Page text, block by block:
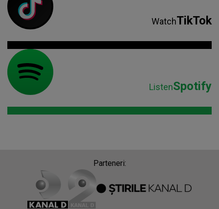
WatchTikTok
ListenSpotify
Parteneri: